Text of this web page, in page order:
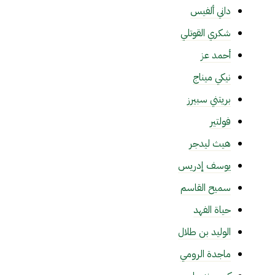
داني ألفيس
شكري القوتلي
أحمد عز
نيكي ميناج
بريتني سبيرز
فولتير
هيث ليدجر
يوسف إدريس
سميح القاسم
حياة الفهد
الوليد بن طلال
ماجدة الرومي